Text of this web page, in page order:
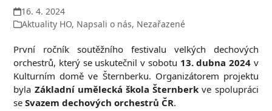
16. 4. 2024
Aktuality HO, Napsali o nás, Nezařazené
První ročník soutěžního festivalu velkých dechových
orchestrů, který se uskutečnil v sobotu 13. dubna 2024v
Kulturním domě ve Šternberku. Organizátorem projektu
byla Základní umělecká škola Šternberk ve spolupráci
seSvazem dechových orchestrů ČR.